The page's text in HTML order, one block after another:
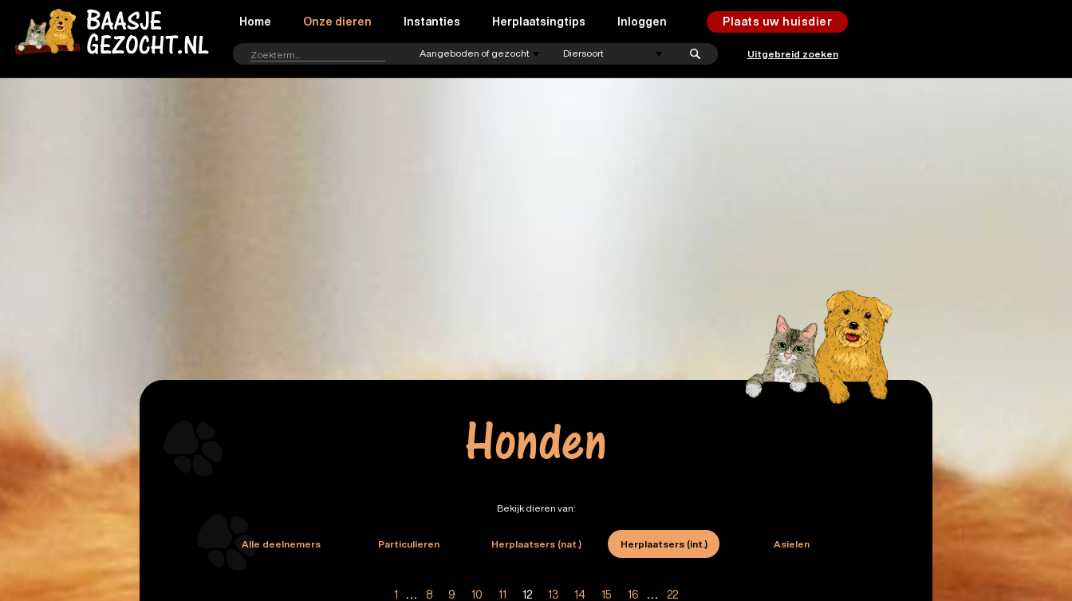
Home Onze dieren Instanties Herplaatsingtips Inloggen Plaats uw huisdier
Uitgebreid zoeken
Honden
Bekijk dieren van:
Alle deelnemers Particulieren Herplaatsers (nat.) Herplaatsers (int.) Asielen
1 8 9 10 11 12 13 14 15 16 22